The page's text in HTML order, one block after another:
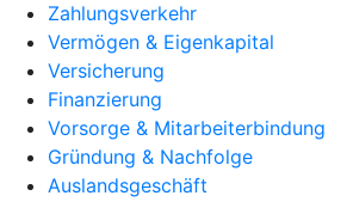
Zahlungsverkehr
Vermögen & Eigenkapital
Versicherung
Finanzierung
Vorsorge & Mitarbeiterbindung
Gründung & Nachfolge
Auslandsgeschäft